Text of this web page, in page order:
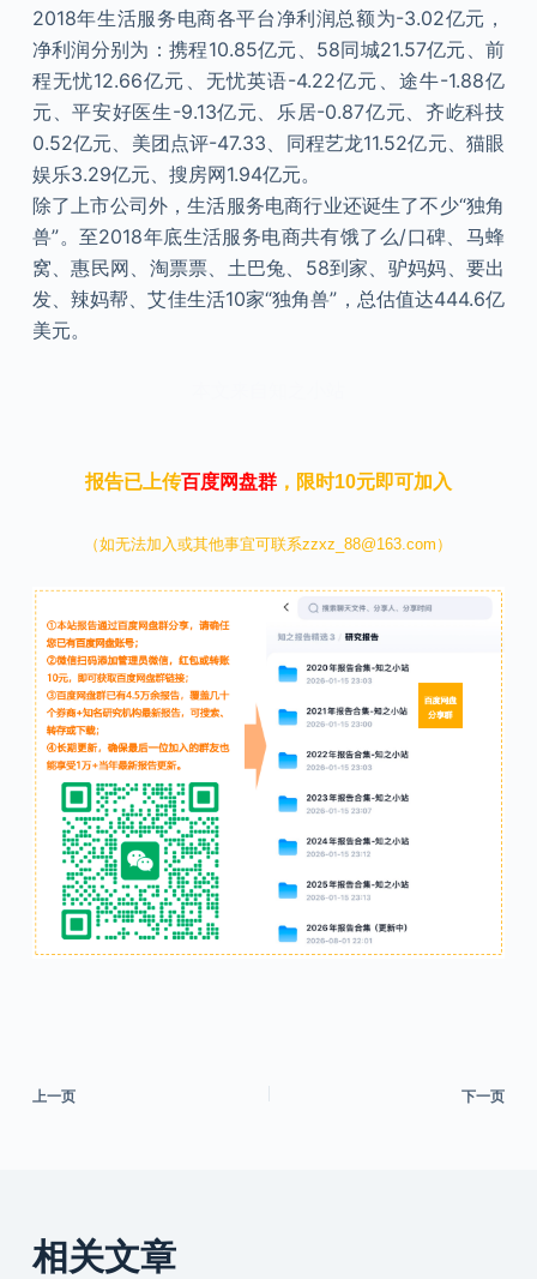
2018年生活服务电商各平台净利润总额为-3.02亿元，
净利润分别为：携程10.85亿元、58同城21.57亿元、前
程无忧12.66亿元、无忧英语-4.22亿元、途牛-1.88亿
元、平安好医生-9.13亿元、乐居-0.87亿元、齐屹科技
0.52亿元、美团点评-47.33、同程艺龙11.52亿元、猫眼
娱乐3.29亿元、搜房网1.94亿元。
除了上市公司外，生活服务电商行业还诞生了不少“独角
兽”。至2018年底生活服务电商共有饿了么/口碑、马蜂
窝、惠民网、淘票票、土巴兔、58到家、驴妈妈、要出
发、辣妈帮、艾佳生活10家“独角兽”，总估值达444.6亿
美元。
报告已上传百度网盘群，限时10元即可加入
（如无法加入或其他事宜可联系zzxz_88@163.com）
上一页 下一页
相关文章